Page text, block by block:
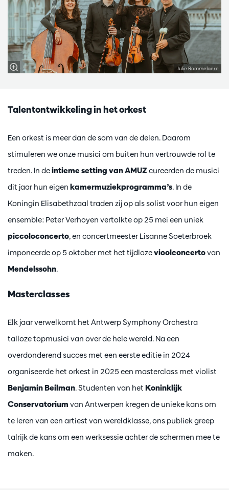
Julie Rommelaere
Talentontwikkeling in het orkest
Een orkest is meer dan de som van de delen. Daarom
stimuleren we onze musici om buiten hun vertrouwde rol te
treden. In deintieme setting van AMUZ cureerden de musici
dit jaar hun eigen kamermuziekprogramma’s. In de
Koningin Elisabethzaal traden zij op als solist voor hun eigen
ensemble: Peter Verhoyen vertolkte op 25 mei een uniek
piccoloconcerto, en concertmeester Lisanne Soeterbroek
imponeerde op 5 oktober met het tijdlozevioolconcertovan
Mendelssohn.
Masterclasses
Elk jaar verwelkomt het Antwerp Symphony Orchestra
talloze topmusici van over de hele wereld. Na een
overdonderend succes met een eerste editie in 2024
organiseerde het orkest in 2025 een masterclass met violist
Benjamin Beilman. Studenten van het Koninklijk
Conservatorium van Antwerpen kregen de unieke kans om
te leren van een artiest van wereldklasse, ons publiek greep
talrijk de kans om een werksessie achter de schermen mee te
maken.